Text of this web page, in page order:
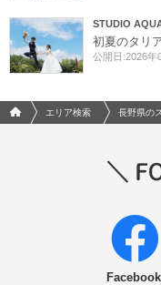
STUDIO
初夏のタリ
公開日:2026年
フォトウエディング/結婚写真
エリア検索 長野県の
Facebook